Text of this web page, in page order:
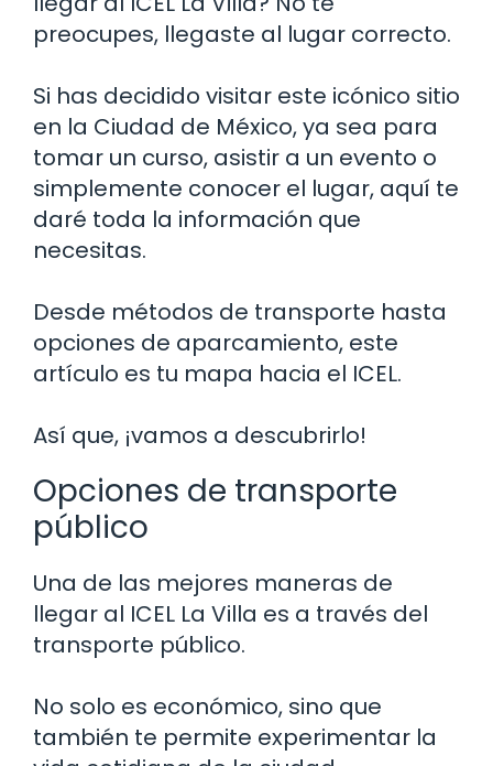
preocupes, llegaste al lugar correcto.
Si has decidido visitar este icónico sitio
en la Ciudad de México, ya sea para
tomar un curso, asistir a un evento o
simplemente conocer el lugar, aquí te
daré toda la información que
necesitas.
Desde métodos de transporte hasta
opciones de aparcamiento, este
artículo es tu mapa hacia el ICEL.
Así que, ¡vamos a descubrirlo!
Opciones de transporte
público
Una de las mejores maneras de
llegar al ICEL La Villa es a través del
transporte público.
No solo es económico, sino que
también te permite experimentar la